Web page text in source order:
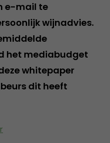
e-mail te
wijnadvies.
het mediabudget
whitepaper
dit heeft